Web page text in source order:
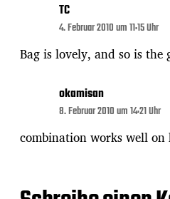
TC
4. Februar 2010 um 11:15 Uhr
Bag is lovely, and so is the
okamisan
8. Februar 2010 um 14:21 Uhr
combination works well